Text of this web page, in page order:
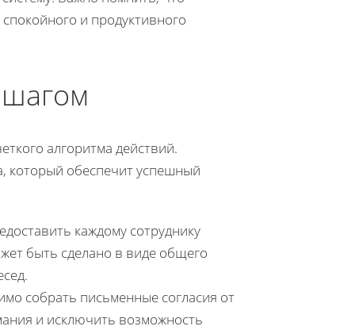
и продуктивного
алгоритма действий.
который обеспечит успешный
каждому сотруднику
быть сделано в виде общего
собрать письменные согласия от
и исключить возможность